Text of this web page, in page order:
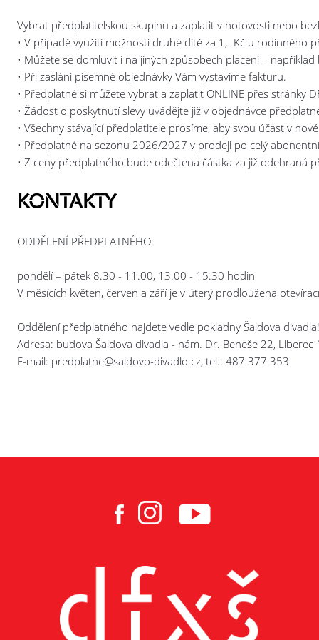
Vybrat předplatitelskou skupinu a zaplatit v hotovosti nebo
• V případě využití možnosti druhé dítě za 1,- Kč u rodinného
• Můžete se domluvit i na jiných způsobech placení –
• Při zaslání písemné objednávky Vám vystavíme fakturu.
• Předplatné si můžete vybrat a zaplatit ONLINE přes stránky
• Žádost o poskytnutí slevy uvádějte již v objednávce
• Všechny stávající předplatitele prosíme, aby svou účast v
• Předplatné na sezonu 2026/2027 v prodeji po celý
• Z ceny předplatného bude odečtena částka za již odehraná
KONTAKTY
ODDĚLENÍ PŘEDPLATNÉHO:
pondělí – pátek 8.30 - 11.00, 13.00 - 15.30 hodin
V měsících květen, červen a září je v úterý prodloužena
Oddělení předplatného najdete vedle pokladny Šaldova divadla!
Adresa: budova Šaldova divadla - nám. Dr. Beneše 22, Liberec
E-mail: predplatne@saldovo-divadlo.cz, tel.: 487 377 353